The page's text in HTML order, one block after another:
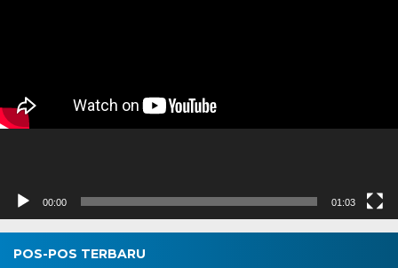
00:00 01:03
POS-POS TERBARU